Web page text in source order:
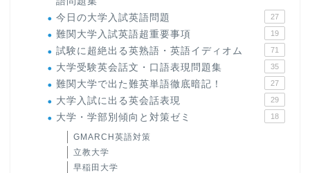
今日の大学入試英語問題 27
難関大学入試英語超重要事項 19
試験に超絶出る英熟語・英語イディオム 71
大学受験英会話文・口語表現問題集 35
難関大学で出た難英単語徹底暗記！ 27
大学入試に出る英会話表現 29
大学・学部別傾向と対策ゼミ 18
GMARCH英語対策
立教大学
早稲田大学